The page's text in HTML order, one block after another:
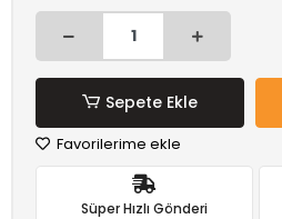
Sepete Ekle
Favorilerime ekle
Süper Hızlı Gönderi